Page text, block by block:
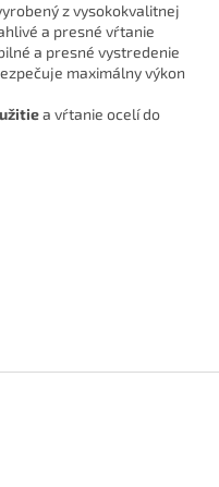
z vysokokvalitnej
a presné vŕtanie
a presné vystredenie
maximálny výkon
a vŕtanie ocelí do